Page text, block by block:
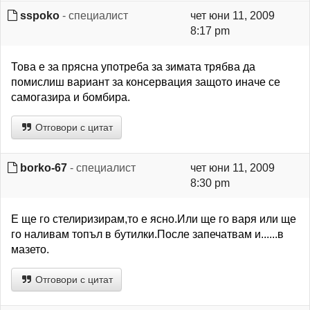
sspoko - специалист
чет юни 11, 2009
8:17 pm
Това е за прясна употреба за зимата трябва да
помислиш вариант за консервация защото иначе се
самогазира и бомбира.
Отговори с цитат
borko-67 - специалист
чет юни 11, 2009
8:30 pm
Е ще го стелиризирам,то е ясно.Или ще го варя или ще
го наливам топъл в бутилки.После запечатвам и......в
мазето.
Отговори с цитат